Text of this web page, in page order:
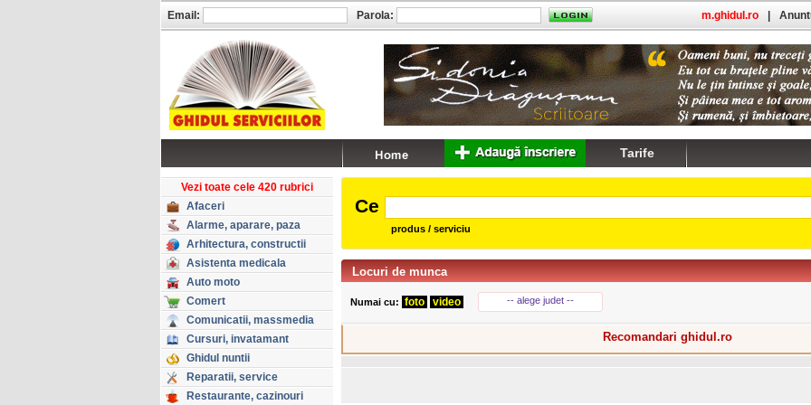
Vezi toate cele 420 rubrici
Afaceri
Alarme, aparare, paza
Arhitectura, constructii
Asistenta medicala
Auto moto
Comert
Comunicatii, massmedia
Cursuri, invatamant
Ghidul nuntii
Reparatii, service
Restaurante, cazinouri
Ce
produs / serviciu
Locuri de munca
Numai cu: foto video -- alege judet --
Recomandari ghidul.ro
Email: Parola: m.ghidul.ro
Tarife